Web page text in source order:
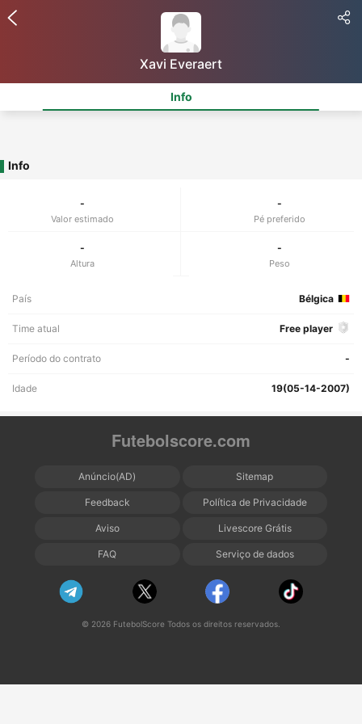
Xavi Everaert
Info
Info
-
Valor estimado
-
Pé preferido
-
Altura
-
Peso
País Bélgica
Time atual Free player
Período do contrato -
Idade 19(05-14-2007)
Futebolscore.com
Anúncio(AD) Sitemap
Feedback Política de Privacidade
Aviso Livescore Grátis
FAQ Serviço de dados
© 2026 FutebolScore Todos os direitos reservados.